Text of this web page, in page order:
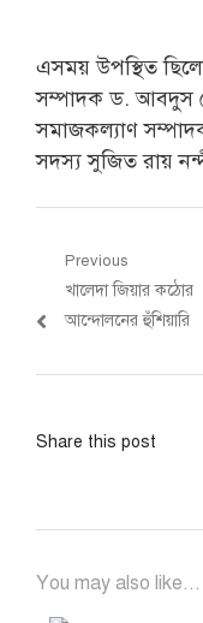
এসময় উপস্থিত
সম্পাদক ড. আবদুস
সমাজকল্যাণ সম্পাদক
সদস্য সুজিত রায়
Post
navigation
Previous
Previous
post:
খালেদা জিয়ার কঠোর
আন্দোলনের হুঁশিয়ারি
Share this post
You may also like...